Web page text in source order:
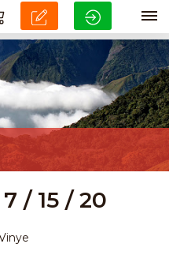
/ 15 / 20